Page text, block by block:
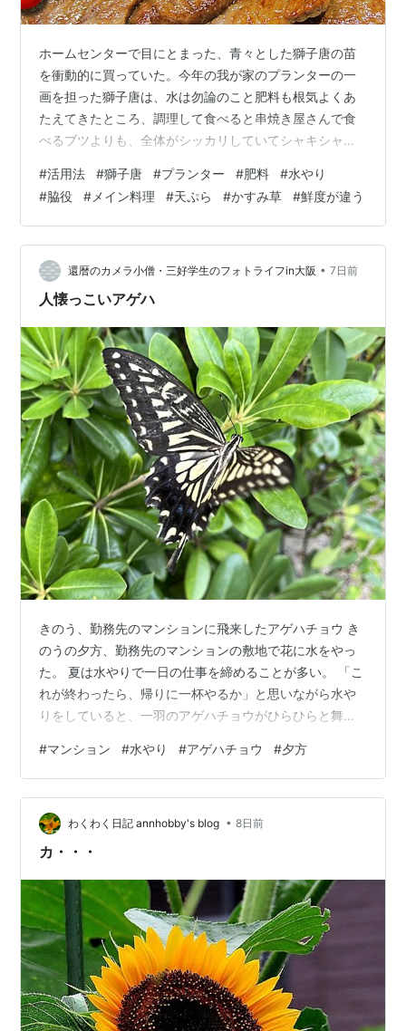
ホームセンターで目にとまった、青々とした獅子唐の苗
を衝動的に買っていた。今年の我が家のプランターの一
画を担った獅子唐は、水は勿論のこと肥料も根気よくあ
たえてきたところ、調理して食べると串焼き屋さんで食
べるブツよりも、全体がシッカリしていてシャキシャキ
い。 お肉をタレ焼きにして、炙った獅子唐を付け合わせ
にしてみたが、次から次へと実を結ぶ獅子唐は使いきれ
るものでもない。天ぷらも勿論美味しいが、獅子唐が主
役のプレートなんて見たことないので、適当に盛ってみ
るだけでさまになった。相乗効果と言うんだろうか、お
肉が何時もよりも美味しい感覚があるし、獅子唐のシ
#活用法 #獅子唐 #プランター #肥料 #水やり
#脇役 # メイン料理 #天ぷら #かすみ草 #鮮度が違う
還暦のカメラ小僧・三好学生のフォトライフin大阪 • 7日前
人懐っこいアゲハ
きのう、勤務先のマンションに飛来したアゲハチョウ き
のうの夕方、勤務先のマンションの敷地で花に水をやっ
た。 夏は水やりで一日の仕事を締めることが多い。 「こ
れが終わったら、帰りに一杯やるか」と思いながら水や
りをしていると、一羽のアゲハチョウがひらひらと舞い
アゲハは人を恐れないようで、私のすぐそばまで飛んで
来た。 アゲハの羽ばたきの風圧が、顔で感じられるくら
いだった。 「人懐っこいアゲハだな」と思い、水やりの
手を止め、スマホを取り出してアゲハを追いかけた。 木
の上を滑空するアゲハ。羽ばたいていないときは撮りや
#マンション #水やり #アゲハチョウ #夕方
わくわく日記 annhobby's blog • 8日前
カ・・・